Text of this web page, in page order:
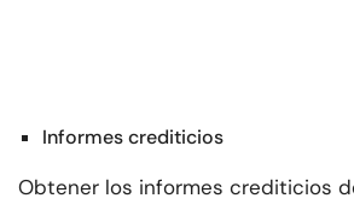
Informes crediticios
Obtener los informes crediticios